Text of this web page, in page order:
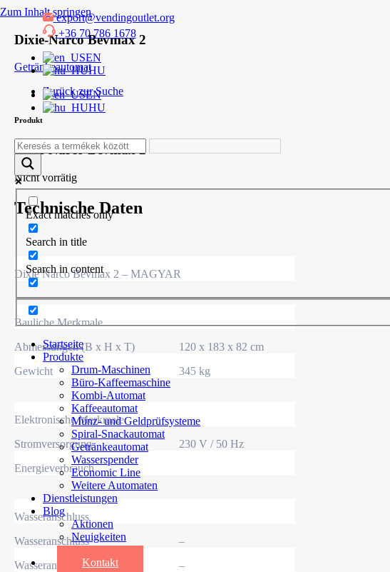
Zum Inhalt springenexport@vendingoutlet.org
+36 70 786 1678
EN
HU
EN
HU
Exact matches only
Search in title
Search in content
Startseite
Produkte
Drum-Maschinen
Büro-Kaffeemaschine
Kombi-Automat
Kaffeeautomat
Münz- und Geldprüfsysteme
Spiral-Snackautomat
Getränkeautomat
Wasserspender
Economic Line
Weitere Automaten
Dienstleistungen
Blog
Aktionen
Neuigkeiten
Informationen
Kontakt
Dixie-Narco Bevmax 2
Getränkeautomat
Zurück zur Suche
Produkt
Dixie-Narco Bevmax 2
Nicht vorrätig
Technische Daten
Dixie Narco Bevmax 2 – MAGYAR
Bauliche Merkmale
Abmessungen (B x H x T)
120 x 183 x 82 cm
Gewicht
345 kg
Elektronische Merkmale
Stromversorgung
230 V / 50 Hz
Energieverbrauch
Wasseranschluss
Wasseranschluss
–
Wasseranschluss
–